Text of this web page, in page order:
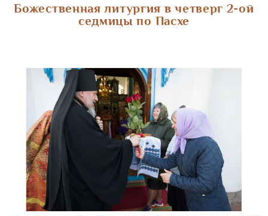
Божественная литургия в четверг 2-ой
седмицы по Пасхе